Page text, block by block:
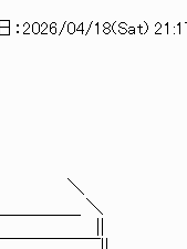
： 2026/04/18(Sat)
/ ＼
＿＿＿ ＼